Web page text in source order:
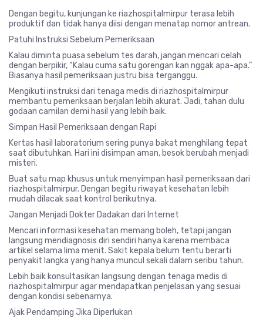
Dengan begitu, kunjungan ke riazhospitalmirpur terasa lebih
produktif dan tidak hanya diisi dengan menatap nomor antrean.
Patuhi Instruksi Sebelum Pemeriksaan
Kalau diminta puasa sebelum tes darah, jangan mencari celah
dengan berpikir, “Kalau cuma satu gorengan kan nggak apa-apa.”
Biasanya hasil pemeriksaan justru bisa terganggu.
Mengikuti instruksi dari tenaga medis di riazhospitalmirpur
membantu pemeriksaan berjalan lebih akurat. Jadi, tahan dulu
godaan camilan demi hasil yang lebih baik.
Simpan Hasil Pemeriksaan dengan Rapi
Kertas hasil laboratorium sering punya bakat menghilang tepat
saat dibutuhkan. Hari ini disimpan aman, besok berubah menjadi
misteri.
Buat satu map khusus untuk menyimpan hasil pemeriksaan dari
riazhospitalmirpur. Dengan begitu riwayat kesehatan lebih
mudah dilacak saat kontrol berikutnya.
Jangan Menjadi Dokter Dadakan dari Internet
Mencari informasi kesehatan memang boleh, tetapi jangan
langsung mendiagnosis diri sendiri hanya karena membaca
artikel selama lima menit. Sakit kepala belum tentu berarti
penyakit langka yang hanya muncul sekali dalam seribu tahun.
Lebih baik konsultasikan langsung dengan tenaga medis di
riazhospitalmirpuragar mendapatkan penjelasan yang sesuai
dengan kondisi sebenarnya.
Ajak Pendamping Jika Diperlukan